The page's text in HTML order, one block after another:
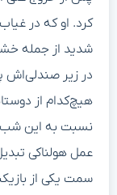
کرد. او که در
شدید از جمله
در زیر صندلی‌اش
هیچ‌کدام از
نسبت به این شب
عمل هولناکی
سمت یکی از